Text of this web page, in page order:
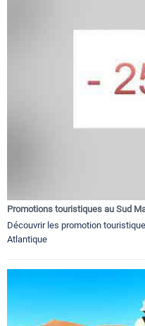
Promotions touristiques au Sud
Découvrir les promotion
Atlantique